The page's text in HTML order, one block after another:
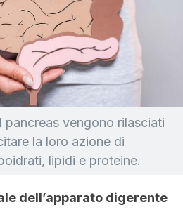
pancreas vengono rilasciati
la loro azione di
lipidi e proteine.
dell’apparato digerente